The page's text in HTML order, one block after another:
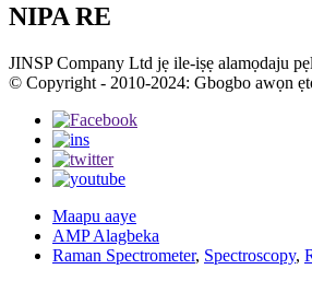
NIPA RE
JINSP Company Ltd jẹ ile-iṣẹ alamọdaju
© Copyright - 2010-2024: Gbogbo awọn
Maapu aaye
AMP Alagbeka
Raman Spectrometer, Spectroscopy,